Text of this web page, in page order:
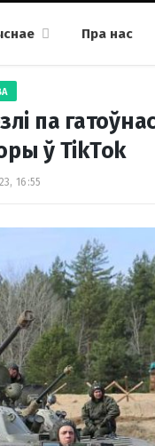
Пра нас
па
ў TikTok
16:55